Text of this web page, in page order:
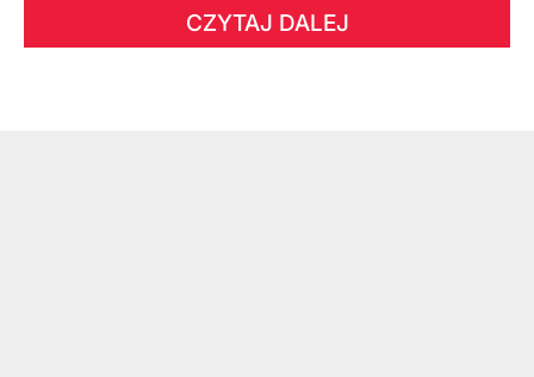
CZYTAJ DALEJ